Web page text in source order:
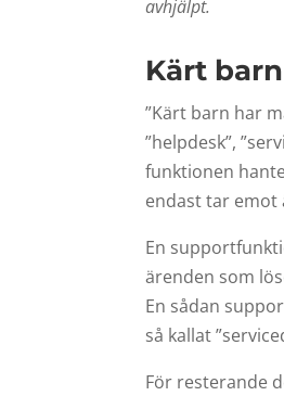
avhjälpt.
Kärt
”Kärt barn har
”helpdesk”,
funktionen
endast tar emot
En
ärenden som
En sådan
så kallat
För resterande